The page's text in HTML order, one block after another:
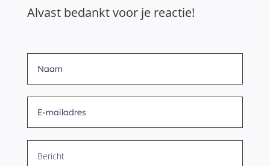
Alvast bedankt voor je reactie!